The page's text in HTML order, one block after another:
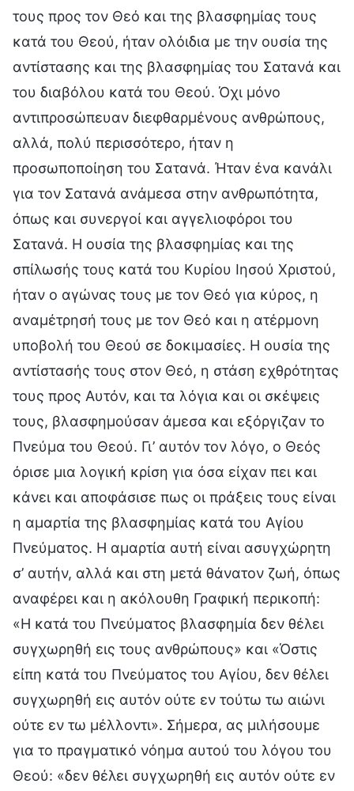
τους προς τον Θεό και της βλασφημίας τους
κατά του Θεού, ήταν ολόιδια με την ουσία της
αντίστασης και της βλασφημίας του Σατανά και
του διαβόλου κατά του Θεού. Όχι μόνο
αντιπροσώπευαν διεφθαρμένους ανθρώπους,
αλλά, πολύ περισσότερο, ήταν η
προσωποποίηση του Σατανά. Ήταν ένα κανάλι
για τον Σατανά ανάμεσα στην ανθρωπότητα,
όπως και συνεργοί και αγγελιοφόροι του
Σατανά. Η ουσία της βλασφημίας και της
σπίλωσής τους κατά του Κυρίου Ιησού Χριστού,
ήταν ο αγώνας τους με τον Θεό για κύρος, η
αναμέτρησή τους με τον Θεό και η ατέρμονη
υποβολή του Θεού σε δοκιμασίες. Η ουσία της
αντίστασής τους στον Θεό, η στάση εχθρότητας
τους προς Αυτόν, και τα λόγια και οι σκέψεις
τους, βλασφημούσαν άμεσα και εξόργιζαν το
Πνεύμα του Θεού. Γι’ αυτόν τον λόγο, ο Θεός
όρισε μια λογική κρίση για όσα είχαν πει και
κάνει και αποφάσισε πως οι πράξεις τους είναι
η αμαρτία της βλασφημίας κατά του Αγίου
Πνεύματος. Η αμαρτία αυτή είναι ασυγχώρητη
σ’ αυτήν, αλλά και στη μετά θάνατον ζωή, όπως
αναφέρει και η ακόλουθη Γραφική περικοπή:
«Η κατά του Πνεύματος βλασφημία δεν θέλει
συγχωρηθή εις τους ανθρώπους» και «Όστις
είπη κατά του Πνεύματος του Αγίου, δεν θέλει
συγχωρηθή εις αυτόν ούτε εν τούτω τω αιώνι
ούτε εν τω μέλλοντι». Σήμερα, ας μιλήσουμε
για το πραγματικό νόημα αυτού του λόγου του
Θεού: «δεν θέλει συγχωρηθή εις αυτόν ούτε εν